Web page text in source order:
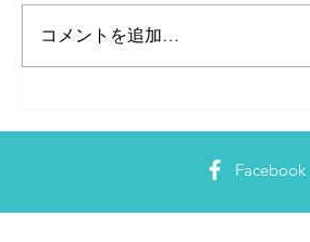
は欠かせない確定申告
コメントを追加…
Facebook